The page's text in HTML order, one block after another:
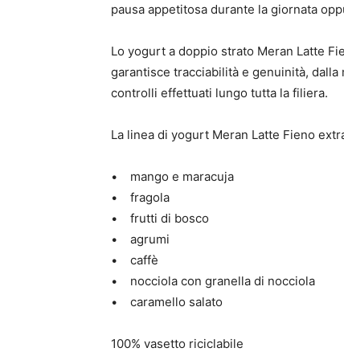
pausa appetitosa durante la giornata
Lo yogurt a doppio strato Meran Latte
garantisce tracciabilità e genuinità,
controlli effettuati lungo tutta la filiera.
La linea di yogurt Meran Latte Fieno
• mango e maracuja
• fragola
• frutti di bosco
• agrumi
• caffè
• nocciola con granella di nocciola
• caramello salato
100% vasetto riciclabile